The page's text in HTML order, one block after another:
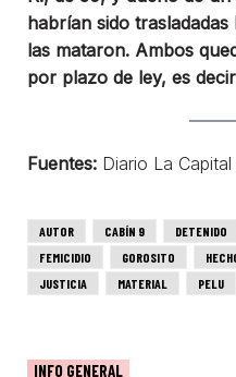
habrían sido
las mataron. Ambos
por plazo de ley, es
Fuentes: Diario La
AUTOR CABÍN 9 DETENIDO
FEMICIDIO
GOROSITO
JUSTICIA
MATERIAL PELU